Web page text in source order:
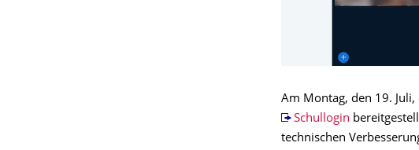
Am Montag, den 19.
Schullogin
technischen